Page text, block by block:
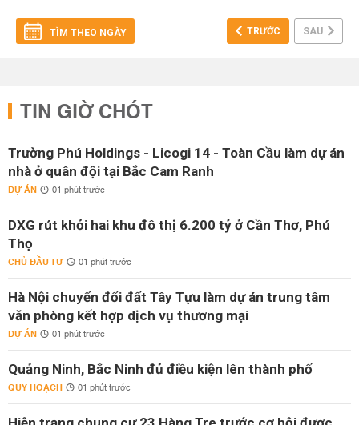
TÌM THEO NGÀY TRƯỚC SAU
TIN GIỜ CHÓT
Trường Phú Holdings - Licogi 14 - Toàn Cầu làm dự án
nhà ở quân đội tại Bắc Cam Ranh
DỰ ÁN 01 phút trước
DXG rút khỏi hai khu đô thị 6.200 tỷ ở Cần Thơ, Phú
Thọ
CHỦ ĐẦU TƯ 01 phút trước
Hà Nội chuyển đổi đất Tây Tựu làm dự án trung tâm
văn phòng kết hợp dịch vụ thương mại
DỰ ÁN 01 phút trước
Quảng Ninh, Bắc Ninh đủ điều kiện lên thành phố
QUY HOẠCH 01 phút trước